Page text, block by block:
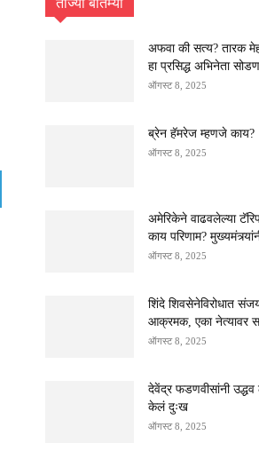
ताज्या बातम्या
अफवा की सत्य? तारक
हा प्रसिद्ध अभिनेता
ऑगस्ट 8, 2025
ब्रेन हॅमरेज म्हणजे काय?
ऑगस्ट 8, 2025
अमेरिकेने वाढवलेल्या
काय परिणाम?
ऑगस्ट 8, 2025
शिंदे शिवसेनेविरोधात
आक्रमक, एका नेत्यावर
ऑगस्ट 8, 2025
देवेंद्र फडणवीसांनी उद्धव
केलं दुःख
ऑगस्ट 8, 2025